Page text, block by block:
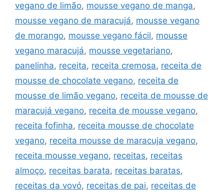
vegano de limão, mousse vegano de manga,
mousse vegano de maracujá, mousse vegano
de morango, mousse vegano fácil, mousse
vegano maracujá, mousse vegetariano,
panelinha, receita, receita cremosa, receita de
mousse de chocolate vegano, receita de
mousse de limão vegano, receita de mousse de
maracujá vegano, receita de mousse vegano,
receita fofinha, receita mousse de chocolate
vegano, receita mousse de maracuja vegano,
receita mousse vegano, receitas, receitas
almoço, receitas barata, receitas baratas,
receitas da vovó, receitas de pai, receitas de